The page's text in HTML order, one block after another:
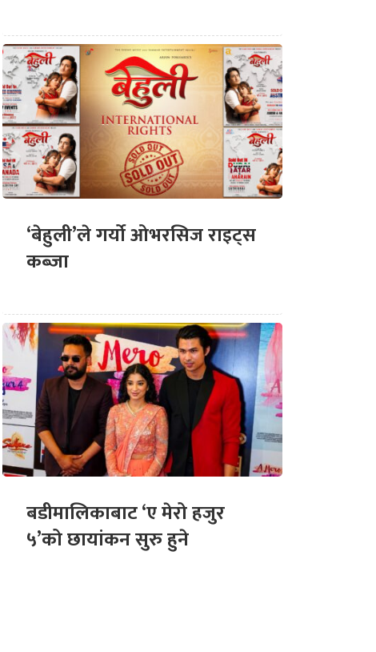
‘बेहुली’ले गर्यो ओभरसिज राइट्स
कब्जा
बडीमालिकाबाट ‘ए मेरो हजुर
५’को छायांकन सुरु हुने